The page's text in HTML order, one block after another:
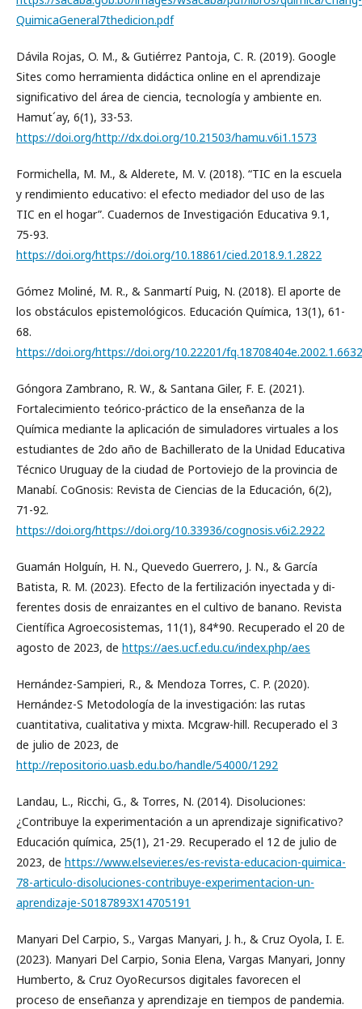
QuimicaGeneral7thedicion.pdf
Dávila Rojas, O. M., & Gutiérrez Pantoja, C. R. (2019). Google
Sites como herramienta didáctica online en el aprendizaje
significativo del área de ciencia, tecnología y ambiente en.
Hamut´ay, 6(1), 33-53.
https://doi.org/http://dx.doi.org/10.21503/hamu.v6i1.1573
Formichella, M. M., & Alderete, M. V. (2018). “TIC en la escuela
y rendimiento educativo: el efecto mediador del uso de las
TIC en el hogar”. Cuadernos de Investigación Educativa 9.1,
75-93.
https://doi.org/https://doi.org/10.18861/cied.2018.9.1.2822
Gómez Moliné, M. R., & Sanmartí Puig, N. (2018). El aporte de
los obstáculos epistemológicos. Educación Química, 13(1), 61-
68.
https://doi.org/https://doi.org/10.22201/
Góngora Zambrano, R. W., & Santana Giler, F. E. (2021).
Fortalecimiento teórico-práctico de la enseñanza de la
Química mediante la aplicación de simuladores virtuales a los
estudiantes de 2do año de Bachillerato de la Unidad Educativa
Técnico Uruguay de la ciudad de Portoviejo de la provincia de
Manabí. CoGnosis: Revista de Ciencias de la Educación, 6(2),
71-92.
https://doi.org/https://doi.org/10.33936/cognosis.v6i2.2922
Guamán Holguín, H. N., Quevedo Guerrero, J. N., & García
Batista, R. M. (2023). Efecto de la fertilización inyectada y di-
ferentes dosis de enraizantes en el cultivo de banano. Revista
Científica Agroecosistemas, 11(1), 84*90. Recuperado el 20 de
agosto de 2023, de https://aes.ucf.edu.cu/index.php/aes
Hernández-Sampieri, R., & Mendoza Torres, C. P. (2020).
Hernández-S Metodología de la investigación: las rutas
cuantitativa, cualitativa y mixta. Mcgraw-hill. Recuperado el 3
de julio de 2023, de
http://repositorio.uasb.edu.bo/handle/54000/1292
Landau, L., Ricchi, G., & Torres, N. (2014). Disoluciones:
¿Contribuye la experimentación a un aprendizaje significativo?
Educación química, 25(1), 21-29. Recuperado el 12 de julio de
2023, de https://www.elsevier.es/es-revista-educacion-quimica-
78-articulo-disoluciones-contribuye-experimentacion-un-
aprendizaje-S0187893X14705191
Manyari Del Carpio, S., Vargas Manyari, J. h., & Cruz Oyola, I. E.
(2023). Manyari Del Carpio, Sonia Elena, Vargas Manyari, Jonny
Humberto, & Cruz OyoRecursos digitales favorecen el
proceso de enseñanza y aprendizaje en tiempos de pandemia.